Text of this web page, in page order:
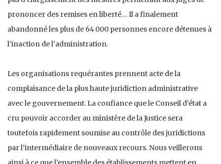
prononcer des remises en liberté… Il a finalement
abandonné les plus de 64 000 personnes encore détenues à
l’inaction de l’administration.
Les organisations requérantes prennent acte de la
complaisance de la plus haute juridiction administrative
avec le gouvernement. La confiance que le Conseil d’état a
cru pouvoir accorder au ministère de la Justice sera
toutefois rapidement soumise au contrôle des juridictions
par l’intermédiaire de nouveaux recours. Nous veillerons